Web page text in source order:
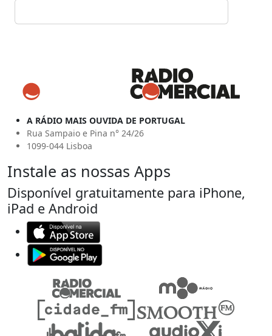
A RÁDIO MAIS OUVIDA DE PORTUGAL
Rua Sampaio e Pina n° 24/26
1099-044 Lisboa
Instale as nossas Apps
Disponível gratuitamente para iPhone,
iPad e Android